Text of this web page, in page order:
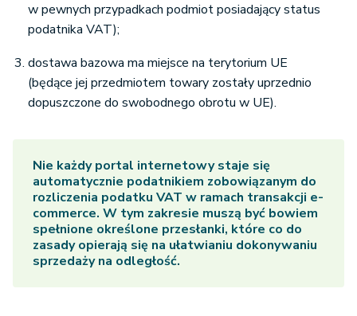
w pewnych przypadkach podmiot posiadający status
podatnika VAT);
dostawa bazowa ma miejsce na terytorium UE
(będące jej przedmiotem towary zostały uprzednio
dopuszczone do swobodnego obrotu w UE).
Nie każdyportal internetowystaje się
automatycznie podatnikiem zobowiązanym do
rozliczenia podatku VAT w ramach transakcji e-
commerce. W tym zakresie muszą być bowiem
spełnione określone przesłanki, które co do
zasady opierają się na ułatwianiu dokonywaniu
sprzedaży na odległość.